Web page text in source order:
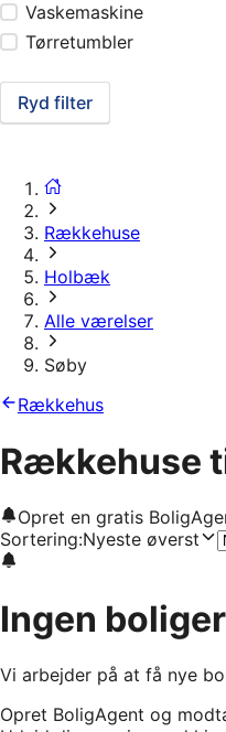
Vaskemaskine
Tørretumbler
Ryd filter
Rækkehuse
Holbæk
Alle værelser
Søby
Rækkehus
Rækkehuse
Opret en gratis
Sortering:Nyeste øverst
Ingen
Vi arbejder på at få nye
Opret BoligAgent og